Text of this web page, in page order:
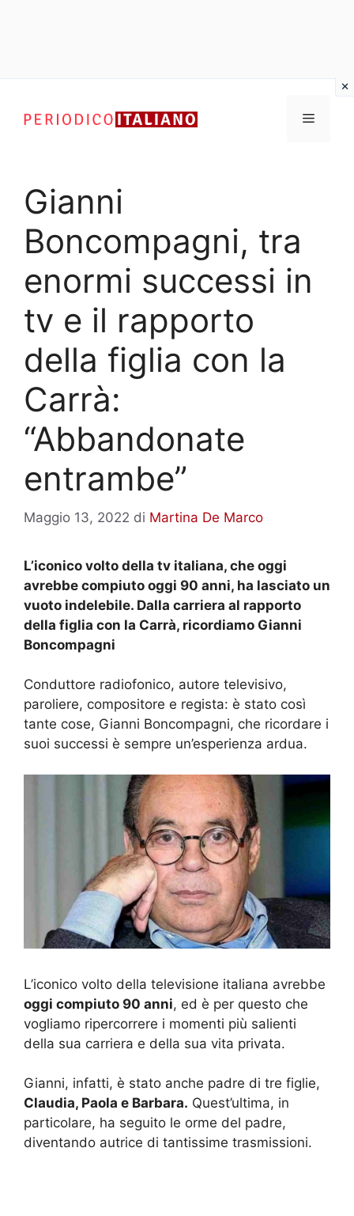
contenuto
Menu
Gianni
Boncompagni, tra
enormi successi in
tv e il rapporto
della figlia con la
Carrà:
“Abbandonate
entrambe”
Maggio 13, 2022 di Martina De Marco
L’iconico volto della tv italiana, che oggi
avrebbe compiuto oggi 90 anni, ha lasciato un
vuoto indelebile. Dalla carriera al rapporto
della figlia con la Carrà, ricordiamo Gianni
Boncompagni
Conduttore radiofonico, autore televisivo,
paroliere, compositore e regista: è stato così
tante cose, Gianni Boncompagni, che ricordare i
suoi successi è sempre un’esperienza ardua.
L’iconico volto della televisione italiana avrebbe
oggi compiuto 90 anni, ed è per questo che
vogliamo ripercorrere i momenti più salienti
della sua carriera e della sua vita privata.
Gianni, infatti, è stato anche padre di tre figlie,
Claudia, Paola e Barbara. Quest’ultima, in
particolare, ha seguito le orme del padre,
diventando autrice di tantissime trasmissioni.